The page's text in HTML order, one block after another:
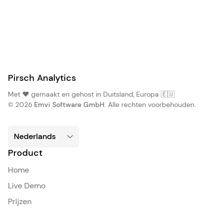
Pirsch Analytics
Met ❤️ gemaakt en gehost in Duitsland, Europa 🇪🇺
© 2026 Emvi Software GmbH. Alle rechten voorbehouden.
Product
Home
Live Demo
Prijzen